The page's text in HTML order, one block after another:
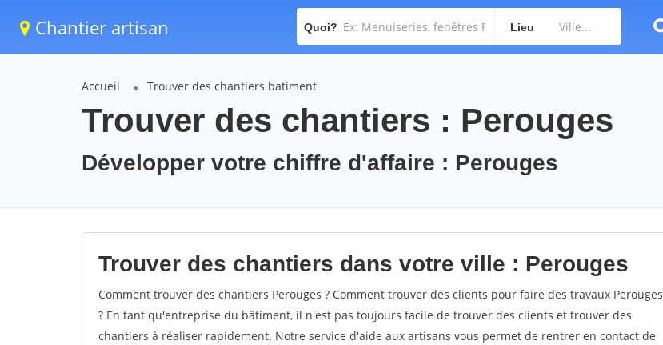
Chantier artisan Quoi? Lieu
Accueil Trouver des chantiers batiment
Trouver des chantiers : Perouges
Développer votre chiffre d'affaire : Perouges
Trouver des chantiers dans votre ville : Perouges
Comment trouver des chantiers Perouges ? Comment trouver des clients pour faire des travaux Perouges
? En tant qu'entreprise du bâtiment, il n'est pas toujours facile de trouver des clients et trouver des
chantiers à réaliser rapidement. Notre service d'aide aux artisans vous permet de rentrer en contact de